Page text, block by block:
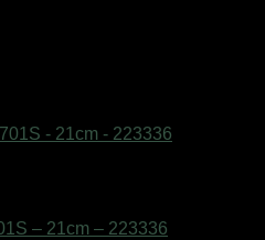
– 21cm – 223336